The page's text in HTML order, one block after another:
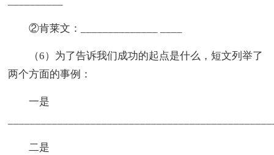
②肯莱文：______________ ____
（6）为了告诉我们成功的起点是什么，短文列举了
两个方面的事例：
一是
二是